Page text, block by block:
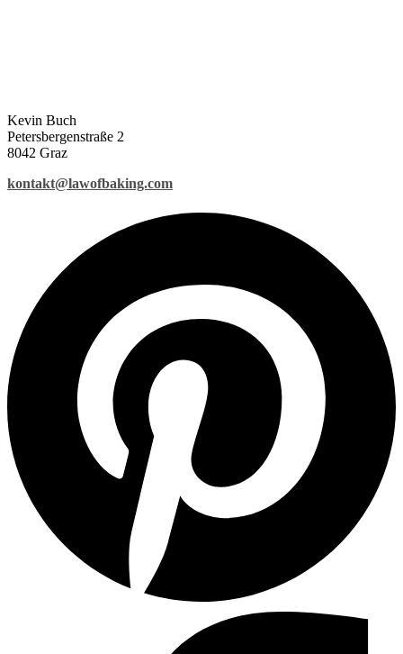
Kevin Buch
Petersbergenstraße 2
8042 Graz
kontakt@lawofbaking.com